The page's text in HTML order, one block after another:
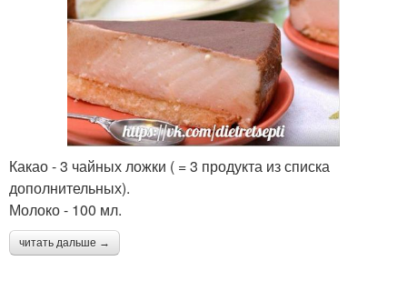
Какао - 3 чайных ложки ( = 3 продукта из списка
дополнительных).
Молоко - 100 мл.
читать дальше →